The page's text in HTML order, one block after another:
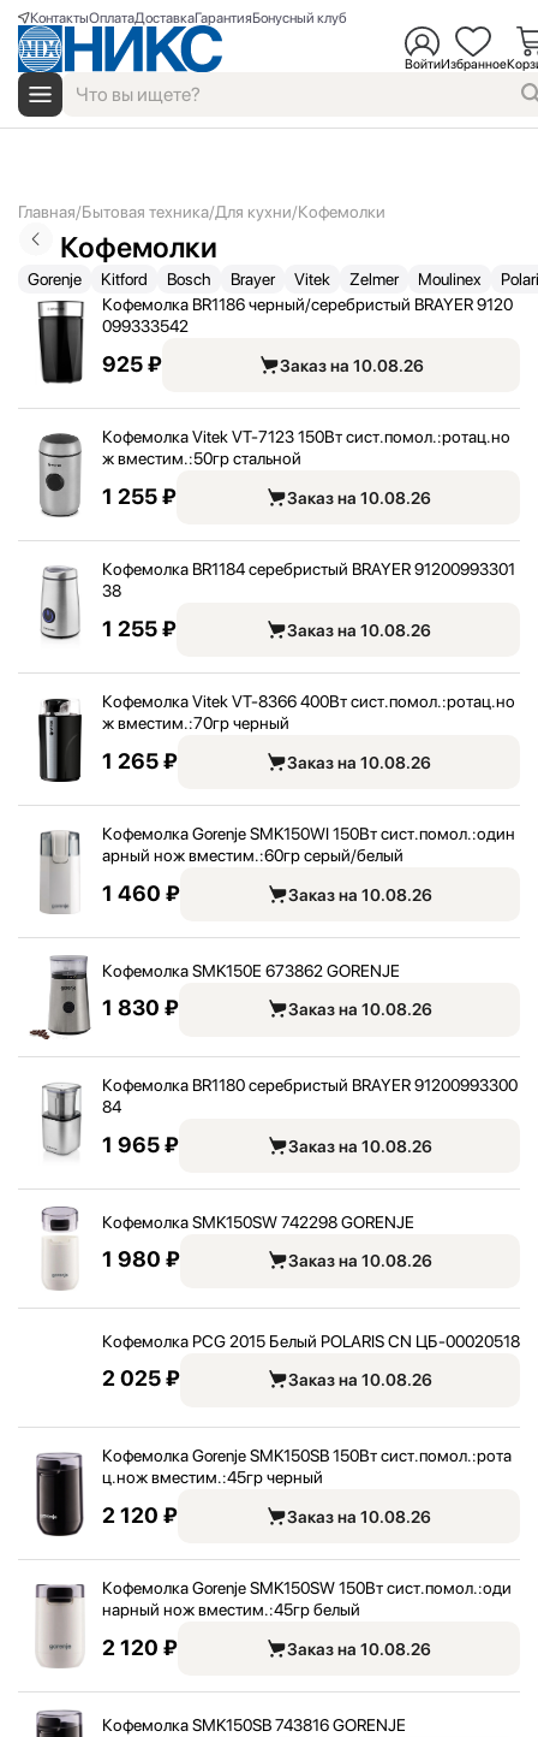
КонтактыОплатаДоставкаГарантияБонусный клуб
ВойтиИзбранное
Главная Бытовая техника Для кухни Кофемолки
Кофемолки
Gorenje Kitford Bosch Brayer Vitek Zelmer Moulinex
Кофемолка BR1186 черный/серебристый BRAYER 9120
099333542
925 ₽ Заказ на 10.08.26
Кофемолка Vitek VT-7123 150Вт сист.помол.:ротац.но
ж вместим.:50гр стальной
1 255 ₽ Заказ на 10.08.26
Кофемолка BR1184 серебристый BRAYER 91200993301
38
1 255 ₽ Заказ на 10.08.26
Кофемолка Vitek VT-8366 400Вт сист.помол.:ротац.но
ж вместим.:70гр черный
1 265 ₽ Заказ на 10.08.26
Кофемолка Gorenje SMK150WI 150Вт сист.помол.:один
арный нож вместим.:60гр серый/белый
1 460 ₽ Заказ на 10.08.26
Кофемолка SMK150E 673862 GORENJE
1 830 ₽ Заказ на 10.08.26
Кофемолка BR1180 серебристый BRAYER 91200993300
84
1 965 ₽ Заказ на 10.08.26
Кофемолка SMK150SW 742298 GORENJE
1 980 ₽ Заказ на 10.08.26
Кофемолка PCG 2015 Белый POLARIS CN ЦБ-00020518
2 025 ₽ Заказ на 10.08.26
Кофемолка Gorenje SMK150SB 150Вт сист.помол.:рота
ц.нож вместим.:45гр черный
2 120 ₽ Заказ на 10.08.26
Кофемолка Gorenje SMK150SW 150Вт сист.помол.:оди
нарный нож вместим.:45гр белый
2 120 ₽ Заказ на 10.08.26
Кофемолка SMK150SB 743816 GORENJE